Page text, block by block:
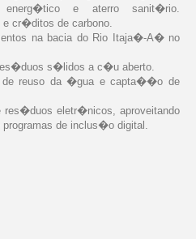
e aterro sanit�rio.
cr�ditos de carbono.
na bacia do Rio Itaja�-A� no
s�lidos a c�u aberto.
de reuso da �gua e capta��o de
res�duos eletr�nicos, aproveitando
de inclus�o digital.